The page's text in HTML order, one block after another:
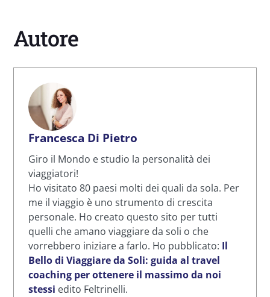
Autore
Francesca Di Pietro
Giro il Mondo e studio la personalità dei
viaggiatori!
Ho visitato 80 paesi molti dei quali da sola. Per
me il viaggio è uno strumento di crescita
personale. Ho creato questo sito per tutti
quelli che amano viaggiare da soli o che
vorrebbero iniziare a farlo. Ho pubblicato: Il
Bello di Viaggiare da Soli: guida al travel
coaching per ottenere il massimo da noi
stessi edito Feltrinelli.